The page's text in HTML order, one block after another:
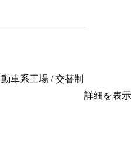
車系工場 / 交替制
詳細を表示